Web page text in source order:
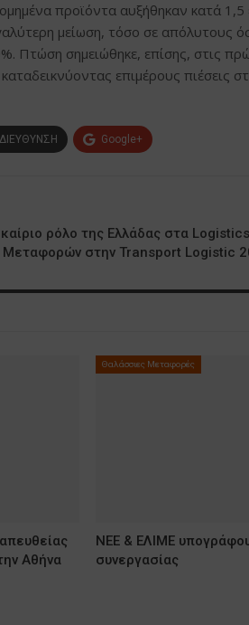
προϊόντα αυξήθηκαν κατά 1,5
μείωση, τόσο σε απόλυτους
Πτώση σημειώθηκε, επίσης, στις
επιμέρους πιέσεις
Google+
ρόλο της Ελλάδας στα
Μεταφορών στην Transport Logistic
Αθήνα
Θαλάσσιες Μεταφορές
ΝΕΕ & ΕΛΙΜΕ
συνεργασίας